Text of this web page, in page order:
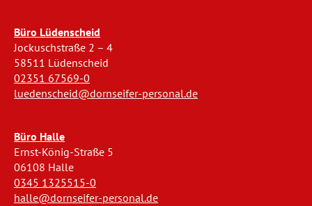
Büro Lüdenscheid
Jockuschstraße 2 – 4
58511 Lüdenscheid
02351 67569-0
luedenscheid@dornseifer-personal.de
Büro Halle
Ernst-König-Straße 5
06108 Halle
0345 1325515-0
halle@dornseifer-personal.de